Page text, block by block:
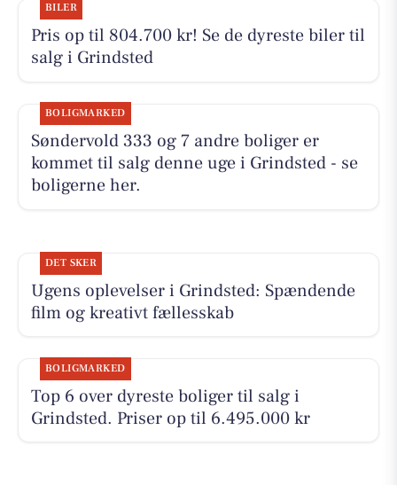
BILER
Pris op til 804.700 kr! Se de dyreste biler til
salg i Grindsted
BOLIGMARKED
Søndervold 333 og 7 andre boliger er
kommet til salg denne uge i Grindsted - se
boligerne her.
DET SKER
Ugens oplevelser i Grindsted: Spændende
film og kreativt fællesskab
BOLIGMARKED
Top 6 over dyreste boliger til salg i
Grindsted. Priser op til 6.495.000 kr